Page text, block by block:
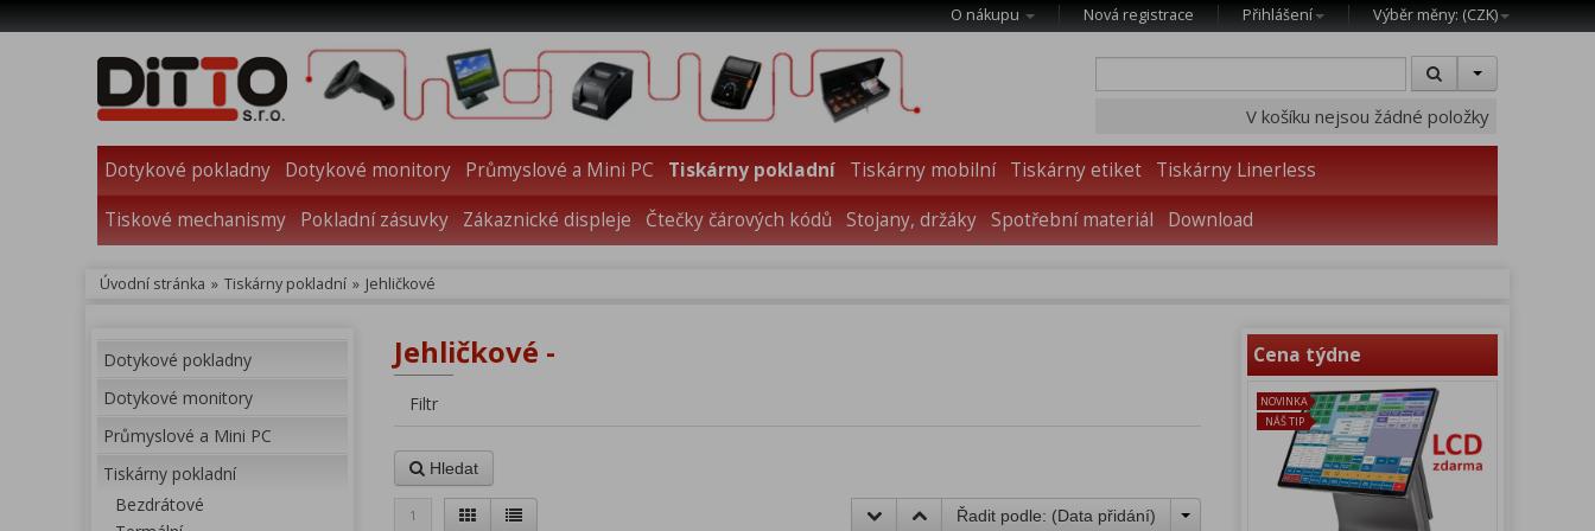
O nákupu Nová registrace Přihlášení Výběr měny: (CZK)
V košíku nejsou žádné položky
Dotykové pokladny Dotykové monitory Průmyslové a Mini PC Tiskárny pokladní Tiskárny mobilní Tiskárny etiket
Tiskárny Linerless
Tiskové mechanismy
Pokladní zásuvky Zákaznické displeje Čtečky čárových kódů Stojany, držáky Spotřební materiál Download
Úvodní stránka » Tiskárny pokladní » Jehličkové
Dotykové pokladny
Dotykové monitory
Průmyslové a Mini PC
Tiskárny pokladní
Bezdrátové
Jehličkové -
Filtr
Hledat
1 Řadit podle: (Data přidání)
Cena týdne
NOVINKA
NÁŠ TIP